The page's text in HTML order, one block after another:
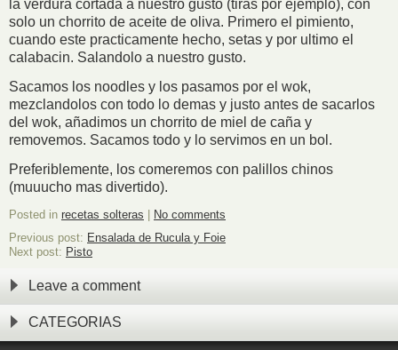
la verdura cortada a nuestro gusto (tiras por ejemplo), con
solo un chorrito de aceite de oliva. Primero el pimiento,
cuando este practicamente hecho, setas y por ultimo el
calabacin. Salandolo a nuestro gusto.
Sacamos los noodles y los pasamos por el wok,
mezclandolos con todo lo demas y justo antes de sacarlos
del wok, añadimos un chorrito de miel de caña y
removemos. Sacamos todo y lo servimos en un bol.
Preferiblemente, los comeremos con palillos chinos
(muuucho mas divertido).
Posted in recetas solteras | No comments
Previous post: Ensalada de Rucula y Foie
Next post: Pisto
Leave a comment
CATEGORIAS